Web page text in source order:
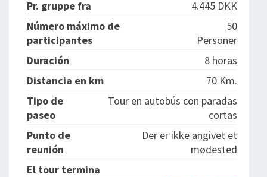
Pr. gruppe fra
4.445 DKK
Número máximo de
participantes
50
Personer
Duración
8 horas
Distancia en km
70 Km.
Tipo de
paseo
Tour en autobús con paradas
cortas
Punto de
reunión
Der er ikke angivet et
mødested
El tour termina